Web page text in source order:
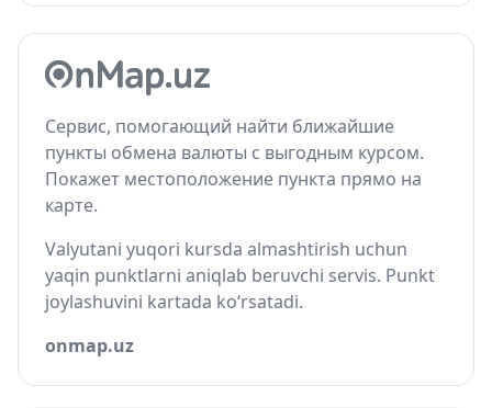
Сервис, помогающий найти ближайшие
пункты обмена валюты с выгодным курсом.
Покажет местоположение пункта прямо на
карте.
Valyutani yuqori kursda almashtirish uchun
yaqin punktlarni aniqlab beruvchi servis. Punkt
joylashuvini kartada ko‘rsatadi.
onmap.uz